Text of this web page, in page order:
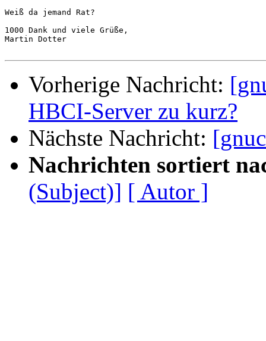
Weiß da jemand Rat?
1000 Dank und viele Grüße,
Martin Dotter
Vorherige Nachricht:
HBCI-Server zu kurz?
Nächste Nachricht:
Nachrichten sortiert
(Subject)] [ Autor ]